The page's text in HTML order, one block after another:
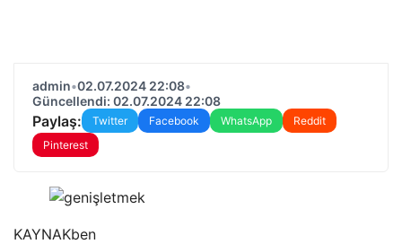
admin•02.07.2024 22:08•
Güncellendi: 02.07.2024 22:08
Paylaş: Twitter Facebook WhatsApp
Reddit
Pinterest
KAYNAKben